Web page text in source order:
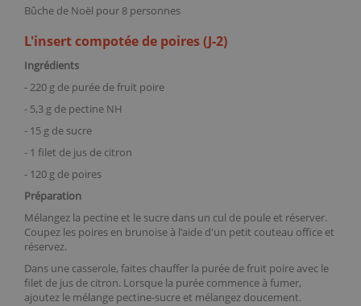
Bûche de Noël pour 8 personnes
L'insert compotée de poires (J-2)
Ingrédients
- 220 g de purée de fruit poire
- 5,3 g de pectine NH
- 15 g de sucre
- 1 filet de jus de citron
- 120 g de poires
Préparation
Mélangez la pectine et le sucre dans un cul de poule et réserver.
Coupez les poires en brunoise à l'aide d'un petit couteau office et
réservez.
Dans une casserole, faites chauffer la purée de fruit poire avec le
filet de jus de citron. Lorsque la purée commence à fumer,
ajoutez le mélange pectine-sucre et mélangez doucement.